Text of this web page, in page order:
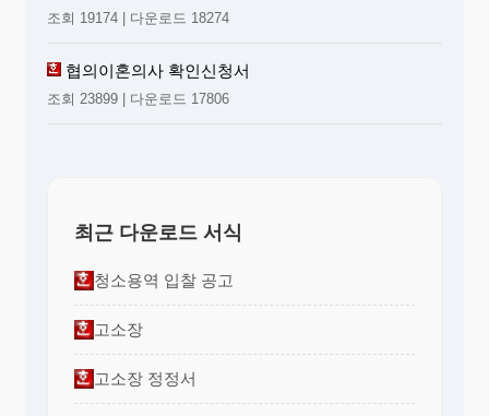
조회 19174 | 다운로드 18274
협의이혼의사 확인신청서
조회 23899 | 다운로드 17806
최근 다운로드 서식
청소용역 입찰 공고
고소장
고소장 정정서